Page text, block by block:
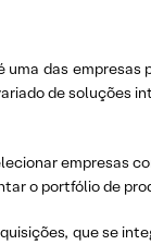
das
de soluções
empresas
o portfólio de
que se